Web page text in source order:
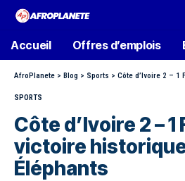
Accueil Offres d’emplois
AfroPlanete > Blog > Sports > Côte d’Ivoire 2 – 1
SPORTS
Côte d’Ivoire 2 –
victoire
Éléphants